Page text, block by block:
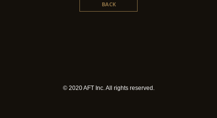
BACK
©︎ 2020 AFT Inc. All rights reserved.